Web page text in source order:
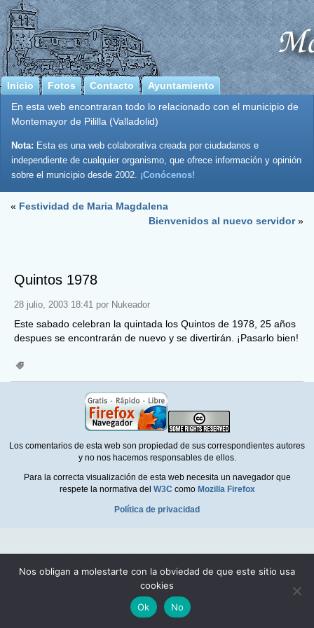
Inicio Fotos Contacto
Ayuntamiento
En esta web encontraran todo lo relacionado con el municipio de
Montemayor de Pililla (Valladolid)
Nota: Esta es una web colaborativa creada por ciudadanos e
independiente de cualquier organismo, que ofrece información y opinión
sobre el municipio desde 2002. ¡Conócenos!
« Festividad de Maria Magdalena
Bienvenidos al nuevo servidor»
Quintos 1978
28 julio, 2003 18:41 por Nukeador
Este sabado celebran la quintada los Quintos de 1978, 25 años
despues se encontrarán de nuevo y se divertirán. ¡Pasarlo bien!
Los comentarios de esta web son propiedad de sus correspondientes autores
y no nos hacemos responsables de ellos.
Para la correcta visualización de esta web necesita un navegador que
respete la normativa del W3C como Mozilla Firefox
Política de privacidad
Nos obligan a molestarte con la obviedad de que este sitio usa
cookies
Ok
No